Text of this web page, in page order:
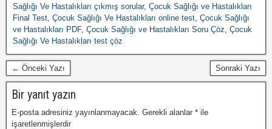
Sağlığı Ve Hastalıkları çıkmış sorular, Çocuk Sağlığı ve Hastalıkları
Final Test, Çocuk Sağlığı Ve Hastalıkları online test, Çocuk Sağlığı
ve Hastalıkları PDF, Çocuk Sağlığı ve Hastalıkları Soru Çöz, Çocuk
Sağlığı Ve Hastalıkları test çöz
← Önceki Yazı Sonraki Yazı
Bir yanıt yazın
E-posta adresiniz yayınlanmayacak. Gerekli alanlar * ile
işaretlenmişlerdir